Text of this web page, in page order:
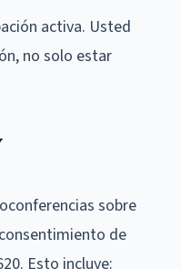
activa. Usted
no solo estar
sobre
de
Esto incluye: